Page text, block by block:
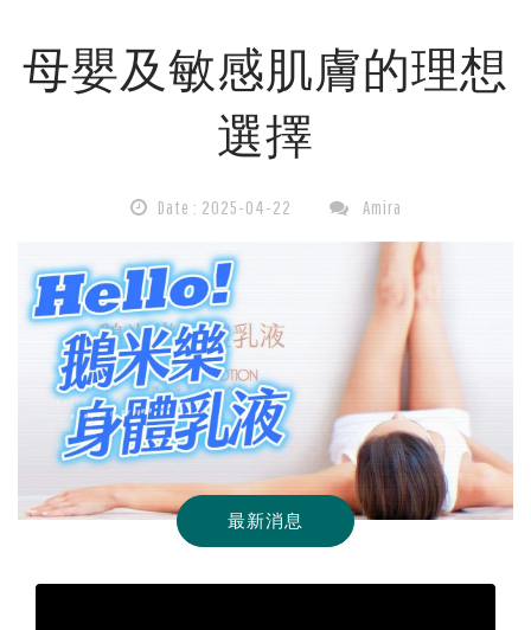
液：
保
濕，
護
全
母嬰及敏感肌膚的理想
選擇
Date : 2025-04-22 Amira
最新消息